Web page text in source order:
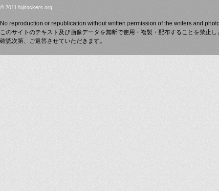
© 2011 fujirockers.org.
No reproduction or republication without written permission of the writers and
このサイトのテキスト及び画像データを無断で使用・複製・配布することを禁止
確認次第、ご返答させていただきます。